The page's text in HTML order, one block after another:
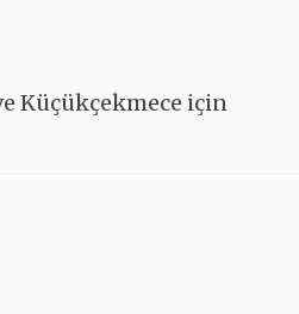
Küçükçekmece için